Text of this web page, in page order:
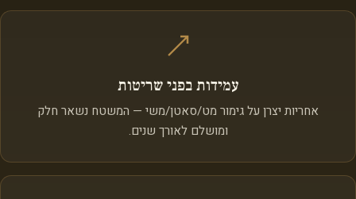
עמידות בפני שריטות
אחריות יצרן על גימור מט/סאטן/משי — המשטח נשאר חלק
ומושלם לאורך שנים.